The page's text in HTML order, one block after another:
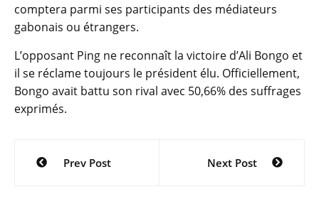
comptera parmi ses participants des médiateurs
gabonais ou étrangers.
L’opposant Ping ne reconnaît la victoire d’Ali Bongo et
il se réclame toujours le président élu. Officiellement,
Bongo avait battu son rival avec 50,66% des suffrages
exprimés.
Navigation
Prev Post Next Post